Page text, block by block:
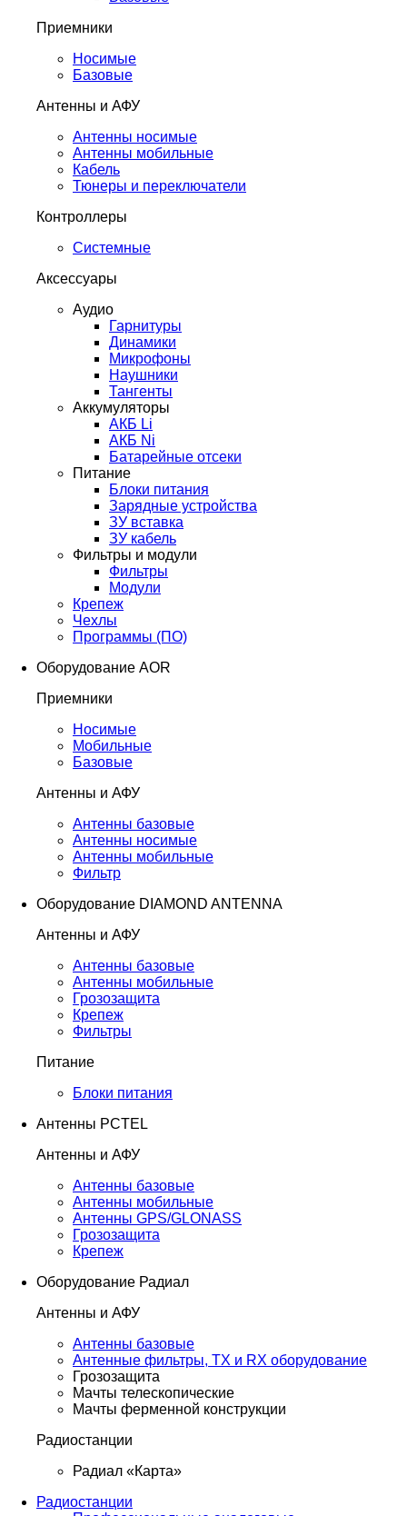
Приемники
Носимые
Базовые
Антенны и АФУ
Антенны носимые
Антенны мобильные
Кабель
Тюнеры и переключатели
Контроллеры
Системные
Аксессуары
Аудио
Гарнитуры
Динамики
Микрофоны
Наушники
Тангенты
Аккумуляторы
АКБ Li
АКБ Ni
Батарейные отсеки
Питание
Блоки питания
Зарядные устройства
ЗУ вставка
ЗУ кабель
Фильтры и модули
Фильтры
Модули
Крепеж
Чехлы
Программы (ПО)
Оборудование AOR
Приемники
Носимые
Мобильные
Базовые
Антенны и АФУ
Антенны базовые
Антенны носимые
Антенны мобильные
Фильтр
Оборудование DIAMOND ANTENNA
Антенны и АФУ
Антенны базовые
Антенны мобильные
Грозозащита
Крепеж
Фильтры
Питание
Блоки питания
Антенны PCTEL
Антенны и АФУ
Антенны базовые
Антенны мобильные
Антенны GPS/GLONASS
Грозозащита
Крепеж
Оборудование Радиал
Антенны и АФУ
Антенны базовые
Антенные фильтры, TX и RX оборудование
Грозозащита
Мачты телескопические
Мачты ферменной конструкции
Радиостанции
Радиал «Карта»
Радиостанции